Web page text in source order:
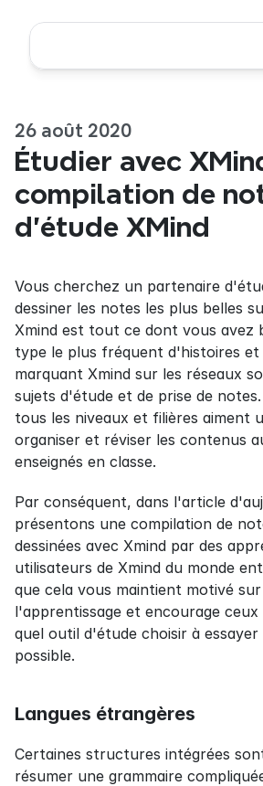
26 août 2020
Étudier avec
compilation de
d'étude XMind
Vous cherchez un partenaire
dessiner les notes les plus belles
Xmind est tout ce dont vous avez
type le plus fréquent d'histoires et
marquant Xmind sur les réseaux
sujets d'étude et de prise de
tous les niveaux et filières aiment
organiser et réviser les contenus
enseignés en classe.
Par conséquent, dans l'article
présentons une compilation de
dessinées avec Xmind par des
utilisateurs de Xmind du monde
que cela vous maintient motivé
l'apprentissage et encourage ceux
quel outil d'étude choisir à essayer
possible.
Langues étrangères
Certaines structures intégrées
résumer une grammaire